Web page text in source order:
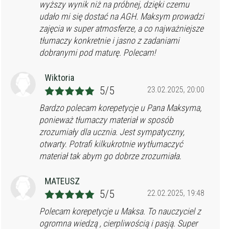
wyższy wynik niż na próbnej, dzięki czemu
udało mi się dostać na AGH. Maksym prowadzi
zajęcia w super atmosferze, a co najważniejsze
tłumaczy konkretnie i jasno z zadaniami
dobranymi pod maturę. Polecam!
Wiktoria
23.02.2025, 20:00
5/5
Bardzo polecam korepetycje u Pana Maksyma,
ponieważ tłumaczy materiał w sposób
zrozumiały dla ucznia. Jest sympatyczny,
otwarty. Potrafi kilkukrotnie wytłumaczyć
materiał tak abym go dobrze zrozumiała.
MATEUSZ
22.02.2025, 19:48
5/5
Polecam korepetycje u Maksa. To nauczyciel z
ogromna wiedzą , cierpliwością i pasją. Super